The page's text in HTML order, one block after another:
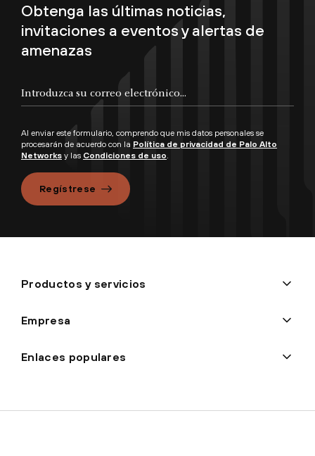
Obtenga las últimas noticias,
invitaciones a eventos y alertas de
amenazas
Al enviar este formulario, comprendo que mis datos personales se
procesarán de acuerdo con la Política de privacidad de Palo Alto
Networks y las Condiciones de uso
Regístrese
Productos y servicios
Empresa
Enlaces populares